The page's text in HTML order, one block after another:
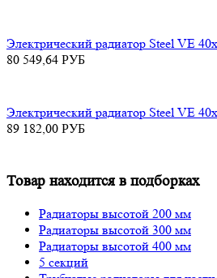
Электрический радиатор Steel VE
80 549,64 РУБ
Электрический радиатор Steel VE
89 182,00 РУБ
Товар находится в подборках
Радиаторы высотой 200 мм
Радиаторы высотой 300 мм
Радиаторы высотой 400 мм
5 секций